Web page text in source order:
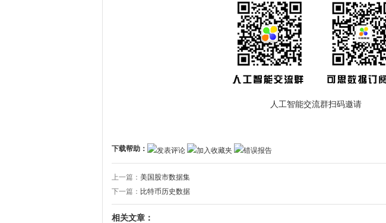
人工智能交流群扫码邀请
下载帮助： 发表评论 加入收藏夹 错误报告
上一篇： 美国股市数据集
下一篇： 比特币历史数据
相关文章：